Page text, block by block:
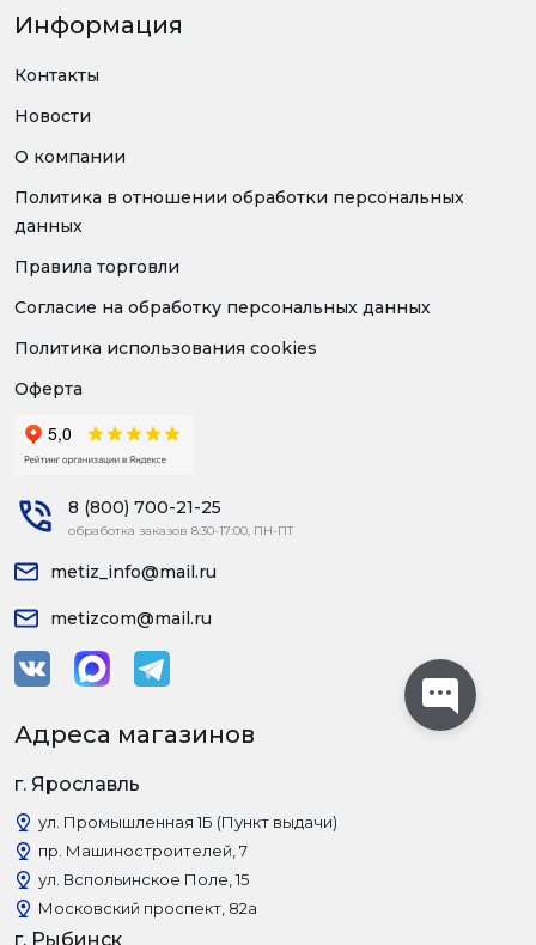
Информация
Контакты
Новости
О компании
Политика в отношении обработки персональных
данных
Правила торговли
Согласие на обработку персональных данных
Политика использования cookies
Оферта
8 (800) 700-21-25
обработка заказов 8:30-17:00, ПН-ПТ
metiz_info@mail.ru
metizcom@mail.ru
Адреса магазинов
г. Ярославль
ул. Промышленная 1Б (Пункт выдачи)
пр. Машиностроителей, 7
ул. Вспольинское Поле, 15
Московский проспект, 82а
г. Рыбинск